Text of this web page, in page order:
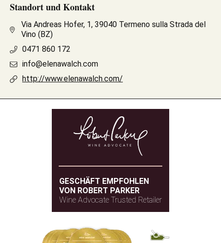
Standort und Kontakt
Via Andreas Hofer, 1, 39040 Termeno sulla Strada del
Vino (BZ)
0471 860 172
info@elenawalch.com
http://www.elenawalch.com/
GESCHÄFT EMPFOHLEN
VON ROBERT PARKER
Wine Advocate Trusted Retailer